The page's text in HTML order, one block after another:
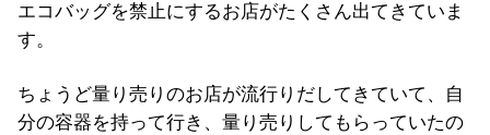
エコバッグを禁止にするお店がたくさん出てきていま
す。
ちょうど量り売りのお店が流行りだしてきていて、自
分の容器を持って行き、量り売りしてもらっていたの